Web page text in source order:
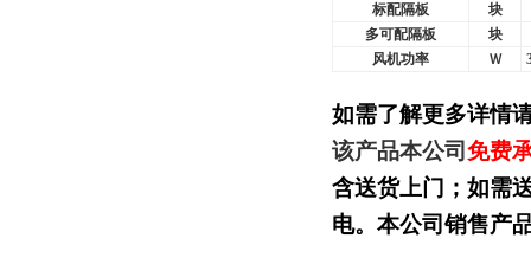
标配隔板
块
多可配隔板
块
风机功率
Ｗ
如需了解更多详情
该产品本公司免费
含送货上门；如需
电。本公司销售产